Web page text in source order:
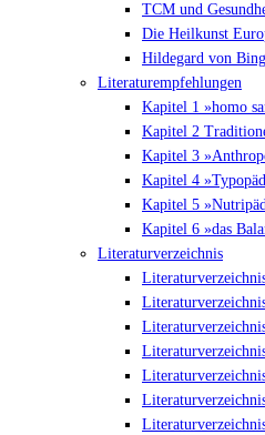
TCM und
Die Heilkunst
Hildegard von
Literaturempfehlungen
Kapitel 1 »homo
Kapitel 2
Kapitel 3
Kapitel 4
Kapitel 5
Kapitel 6 »das
Literaturverzeichnis